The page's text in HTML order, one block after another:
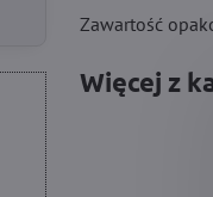
Zawartość
Więcej z